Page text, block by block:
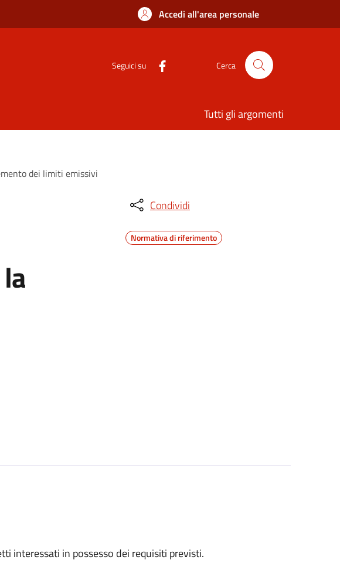
Accedi all'area personale
Seguici su Cerca
Tutti gli argomenti
dei limiti emissivi
Condividi
Normativa di riferimento
interessati in possesso dei requisiti previsti.